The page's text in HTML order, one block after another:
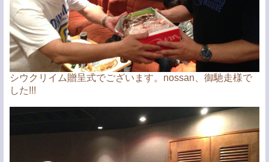
シウクリイム贈呈式でございます。nossan、御馳走様で
した!!!